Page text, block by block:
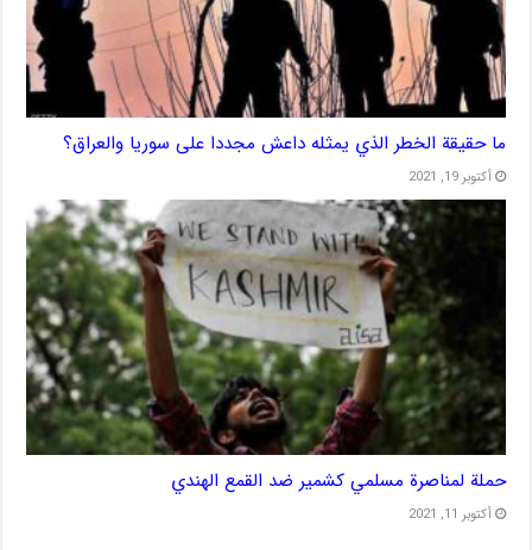
ما حقيقة الخطر الذي يمثله داعش مجددا على سوريا والعراق؟
أكتوبر 19, 2021
حملة لمناصرة مسلمي كشمير ضد القمع الهندي
أكتوبر 11, 2021